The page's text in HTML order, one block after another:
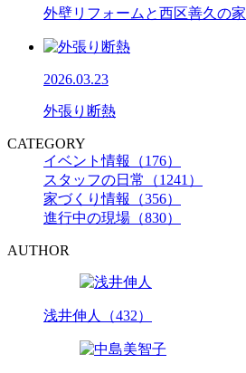
外壁リフォームと西区善久の家
2026.03.23
外張り断熱
CATEGORY
イベント情報（176）
スタッフの日常（1241）
家づくり情報（356）
進行中の現場（830）
AUTHOR
浅井伸人（432）